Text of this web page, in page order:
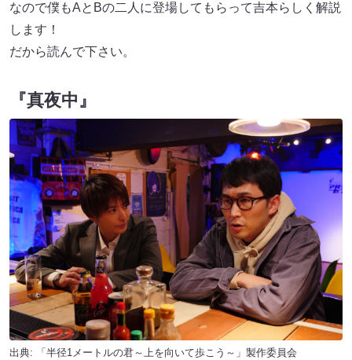
なので僕もAとBの二人に登場してもらって吉本らしく解説
します！
だから読んで下さい。
『真夜中』
出典: 「半径1メートルの君～上を向いて歩こう～」製作委員会